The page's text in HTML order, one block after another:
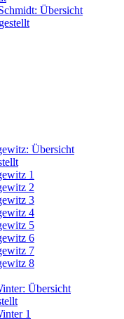
Übersicht
Übersicht
1
2
3
4
5
6
7
8
Übersicht
1